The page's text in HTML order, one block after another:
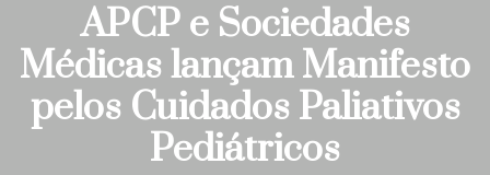
APCP e Sociedades
Médicas lançam Manifesto
pelos Cuidados Paliativos
Pediátricos